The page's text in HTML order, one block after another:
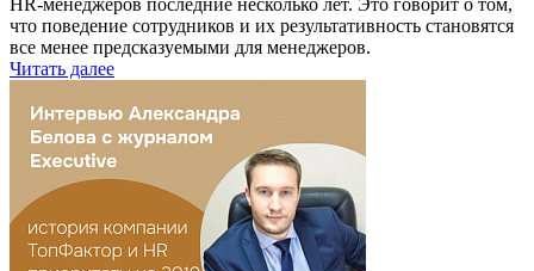
что поведение сотрудников и их результативность становятся
все менее предсказуемыми для менеджеров.
Читать далее